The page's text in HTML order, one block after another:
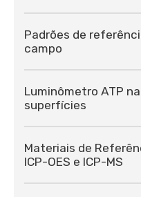
Padrões de
campo
Luminômetro ATP
superfícies
Materiais de
ICP-OES e ICP-MS